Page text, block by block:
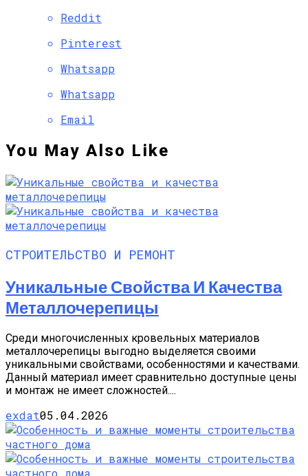
Reddit
Pinterest
Whatsapp
Whatsapp
Email
You May Also Like
СТРОИТЕЛЬСТВО И РЕМОНТ
Уникальные Свойства И Качества
Металлочерепицы
Среди многочисленных кровельных материалов
металлочерепицы выгодно выделяется своими
уникальными свойствами, особенностями и качествами.
Данный материал имеет сравнительно доступные цены
и монтаж не имеет сложностей....
exdat05.04.2026